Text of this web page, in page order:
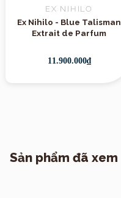
EX NIHILO
Ex Nihilo - Blue Talisman
Extrait de Parfum
11.900.000₫
Sản phẩm đã xem